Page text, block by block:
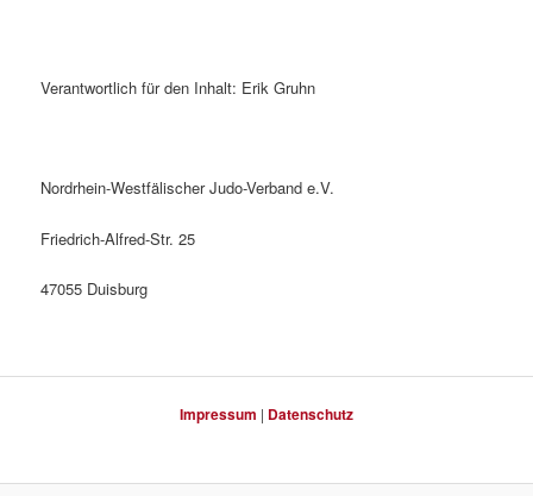
Verantwortlich für den Inhalt: Erik Gruhn
Nordrhein-Westfälischer Judo-Verband e.V.
Friedrich-Alfred-Str. 25
47055 Duisburg
Impressum | Datenschutz